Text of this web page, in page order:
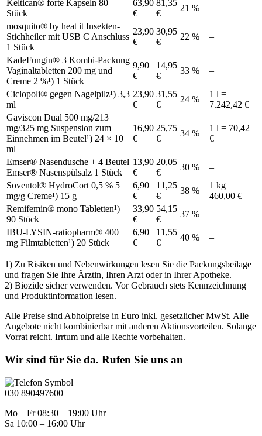
Keltican® forte Kapseln 80
Stück
63,90
€
81,35
€
21 %
–
mosquito® by heat it Insekten-
Stichheiler mit USB C Anschluss
1 Stück
23,90
€
30,95
€
22 % –
KadeFungin® 3 Kombi-Packung
Vaginaltabletten 200 mg und
Creme 2 %¹) 1 Stück
9,90
€
14,95
€
33 % –
Ciclopoli® gegen Nagelpilz¹) 3,3
ml
23,90
€
31,55
€
24 %
1 l =
7.242,42 €
Gaviscon Dual 500 mg/213
mg/325 mg Suspension zum
Einnehmen im Beutel¹) 24 × 10
ml
16,90
€
25,75
€
34 %
1 l = 70,42
€
Emser® Nasendusche + 4 Beutel
Emser® Nasenspülsalz 1 Stück
13,90
€
20,05
€
30 %
–
Soventol® HydroCort 0,5 % 5
mg/g Creme¹) 15 g
6,90
€
11,25
€
38 %
1 kg =
460,00 €
Remifemin® mono Tabletten¹)
90 Stück
33,90
€
54,15
€
37 %
–
IBU-LYSIN-ratiopharm® 400
mg Filmtabletten¹) 20 Stück
6,90
€
11,55
€
40 % –
1) Zu Risiken und Nebenwirkungen lesen Sie die Packungsbeilage
und fragen Sie Ihre Ärztin, Ihren Arzt oder in Ihrer Apotheke.
2) Biozide sicher verwenden. Vor Gebrauch stets Kennzeichnung
und Produktinformation lesen.
Alle Preise sind Abholpreise in Euro inkl. gesetzlicher MwSt. Alle
Angebote nicht kombinierbar mit anderen Aktionsvorteilen. Solange
Vorrat reicht. Irrtum und alle Rechte vorbehalten.
Wir sind für Sie da. Rufen Sie uns an
030 890497600
Mo – Fr 08:30 – 19:00 Uhr
Sa 10:00 – 16:00 Uhr